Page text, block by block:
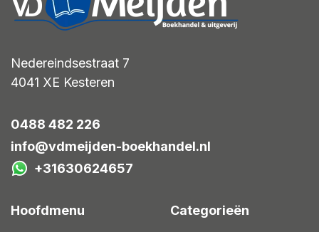
Nedereindsestraat 7
4041 XE Kesteren
0488 482 226
info@vdmeijden-boekhandel.nl
+31630624657
Hoofdmenu Categorieën